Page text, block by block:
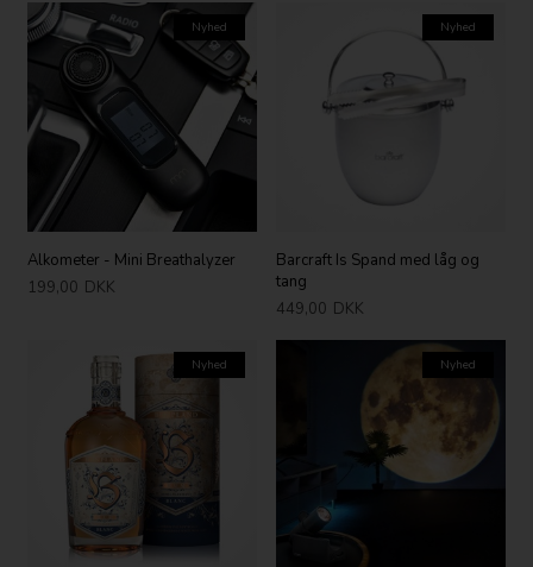
Nyhed
Alkometer - Mini Breathalyzer
199,00 DKK
Nyhed
Barcraft Is Spand med låg og
tang
449,00 DKK
Nyhed Nyhed